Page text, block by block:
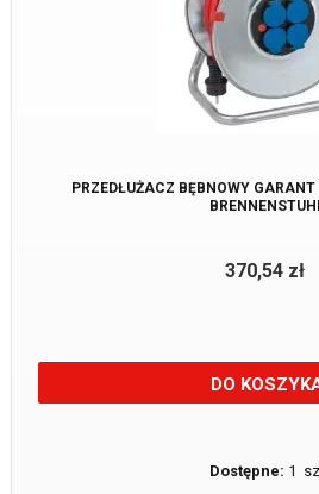
PRZEDŁUŻACZ BĘBNOWY
370,54 zł
DO
Dostępne: 1